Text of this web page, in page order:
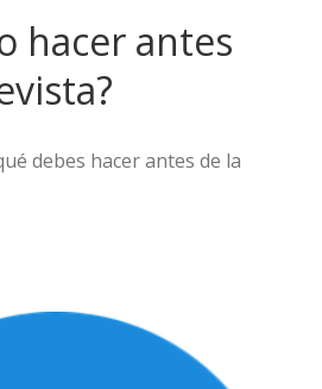
hacer antes
debes hacer antes de la